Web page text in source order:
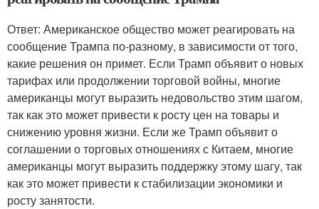
Ответ: Американское общество может реагировать на
сообщение Трампа по-разному, в зависимости от того,
какие решения он примет. Если Трамп объявит о новых
тарифах или продолжении торговой войны, многие
американцы могут выразить недовольство этим шагом,
так как это может привести к росту цен на товары и
снижению уровня жизни. Если же Трамп объявит о
соглашении о торговых отношениях с Китаем, многие
американцы могут выразить поддержку этому шагу, так
как это может привести к стабилизации экономики и
росту занятости.